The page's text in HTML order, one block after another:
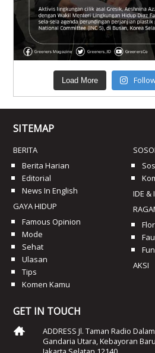
Load More
SITEMAP
BERITA
Berita Harian
Editorial
News In English
GAYA HIDUP
Famous Opinion
Mode
Sehat
Ulasan
Tips
Komen Kamu
IDE &
AKSI
GET IN TOUCH
ADDRESS Jl. Taman Radio
Gandaria Utara, Kebayoran Baru